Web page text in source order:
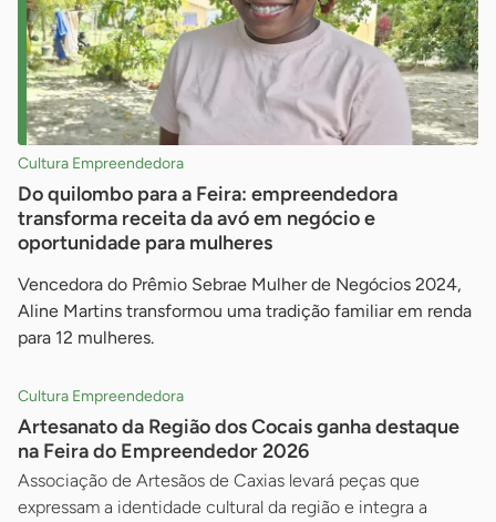
Cultura Empreendedora
Do quilombo para a Feira: empreendedora
transforma receita da avó em negócio e
oportunidade para mulheres
Vencedora do Prêmio Sebrae Mulher de Negócios 2024,
Aline Martins transformou uma tradição familiar em renda
para 12 mulheres.
Cultura Empreendedora
Artesanato da Região dos Cocais ganha destaque
na Feira do Empreendedor 2026
Associação de Artesãos de Caxias levará peças que
expressam a identidade cultural da região e integra a